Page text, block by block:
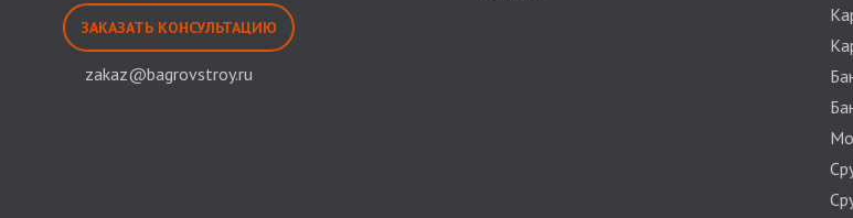
ЗАКАЗАТЬ КОНСУЛЬТАЦИЮ
zakaz@bagrovstroy.ru